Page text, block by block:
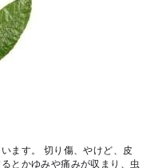
ます。 切り傷、やけど、皮
とかゆみや痛みが収まり、虫